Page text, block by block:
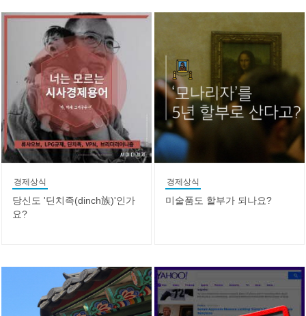
경제상식
당신도 '딘치족(dinch族)'인가
요?
경제상식
미술품도 할부가 되나요?